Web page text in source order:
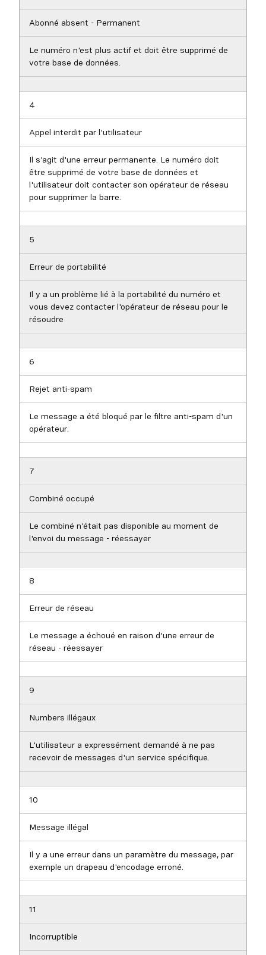
Abonné absent - Permanent
Le numéro n'est plus actif et doit être supprimé de
votre base de données.
4
Appel interdit par l'utilisateur
Il s'agit d'une erreur permanente. Le numéro doit
être supprimé de votre base de données et
l'utilisateur doit contacter son opérateur de réseau
pour supprimer la barre.
5
Erreur de portabilité
Il y a un problème lié à la portabilité du numéro et
vous devez contacter l'opérateur de réseau pour le
résoudre
6
Rejet anti-spam
Le message a été bloqué par le filtre anti-spam d'un
opérateur.
7
Combiné occupé
Le combiné n'était pas disponible au moment de
l'envoi du message - réessayer
8
Erreur de réseau
Le message a échoué en raison d'une erreur de
réseau - réessayer
9
Numbers illégaux
L'utilisateur a expressément demandé à ne pas
recevoir de messages d'un service spécifique.
10
Message illégal
Il y a une erreur dans un paramètre du message, par
exemple un drapeau d'encodage erroné.
11
Incorruptible